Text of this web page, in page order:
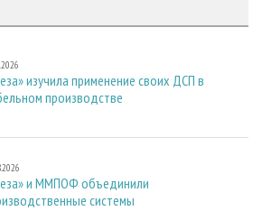
изучила применение своих ДСП в
производстве
и ММПОФ объединили
системы